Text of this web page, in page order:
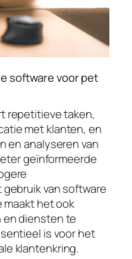
software voor pet
repetitieve taken,
met klanten, en
en analyseren van
geïnformeerde
van software
maakt het ook
en diensten te
is voor het
klantenkring.